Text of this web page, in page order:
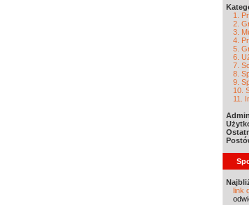
1.
2.
3.
4.
5.
6.
7.
8.
9.
10.
11.
link